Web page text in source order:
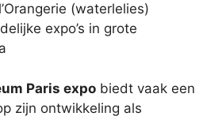
(waterlelies)
expo’s in grote
Paris expo biedt vaak een
zijn ontwikkeling als